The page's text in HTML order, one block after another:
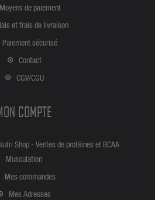
Moyens de paiement
et frais de livraison
Paiement sécurisé
Contact
CGV/CGU
COMPTE
Shop - Ventes de protéines et BCAA
Musculation
Mes commandes
Mes Adresses